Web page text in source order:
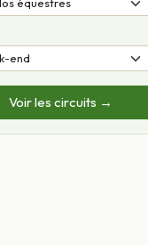
Voir les circuits →